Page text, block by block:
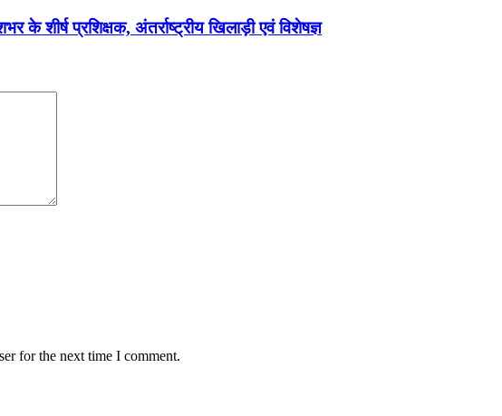
शीर्ष प्रशिक्षक, अंतर्राष्ट्रीय खिलाड़ी एवं विशेषज्ञ
for the next time I comment.